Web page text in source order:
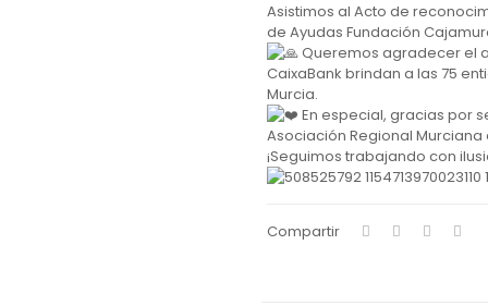
Asistimos al Acto de
de Ayudas Fundación
Queremos agradecer el
CaixaBank brindan a las 75
Murcia.
En especial, gracias por
Asociación Regional Murciana
¡Seguimos trabajando con
Compartir